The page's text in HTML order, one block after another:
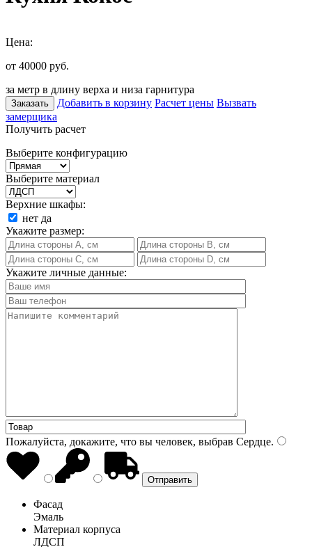
Цена:
от 40000 руб.
за метр в длину верха и низа гарнитура
Заказать Добавить в корзину Расчет цены Вызвать
замерщика
Получить расчет
Выберите конфигурацию
Выберите материал
Верхние шкафы:
нет да
Укажите размер:
Укажите личные данные:
Пожалуйста, докажите, что вы человек, выбрав Сердце.
Фасад
Эмаль
Материал корпуса
ЛДСП